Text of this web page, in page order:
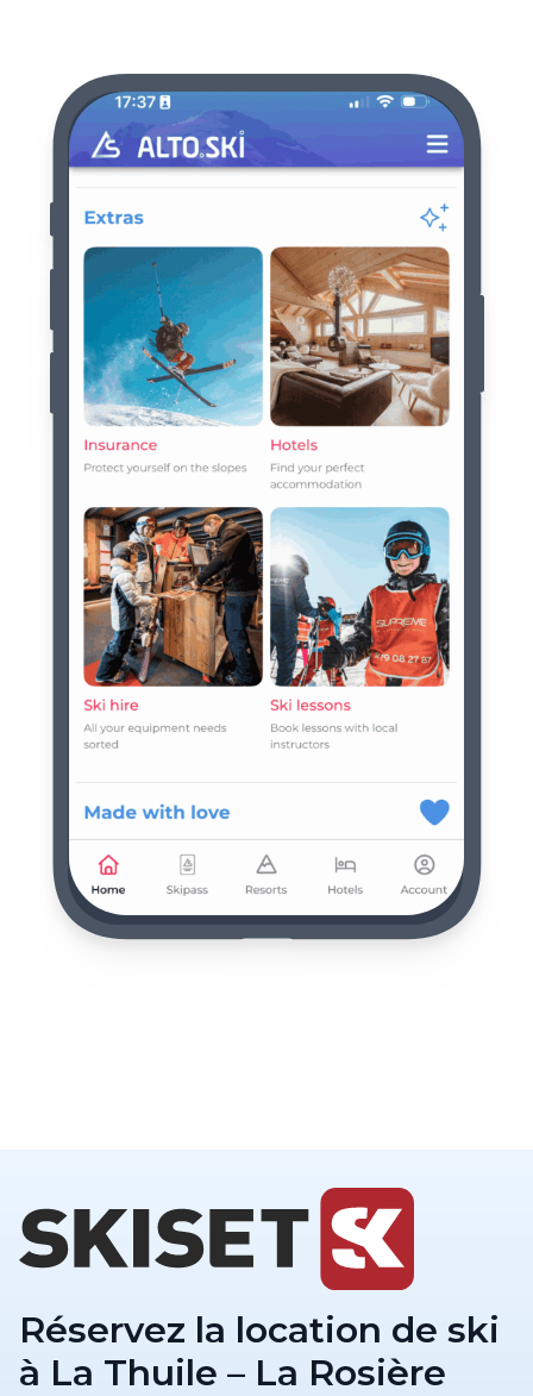
Réservez la location de ski
à La Thuile – La Rosière